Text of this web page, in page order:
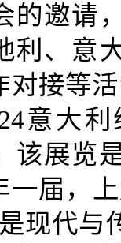
的邀请
利、意
接等
意大
。该展
一届，
现代与